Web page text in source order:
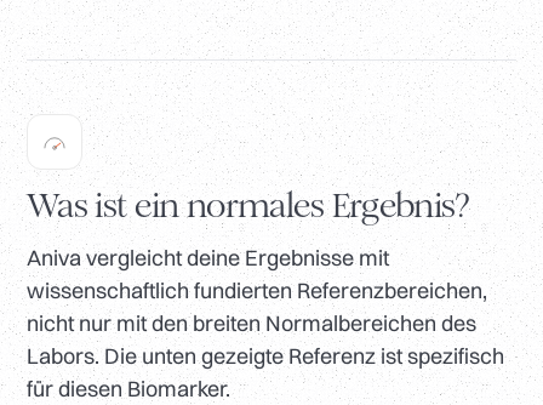
Was ist ein normales Ergebnis?
Aniva vergleicht deine Ergebnisse mit
wissenschaftlich fundierten Referenzbereichen,
nicht nur mit den breiten Normalbereichen des
Labors. Die unten gezeigte Referenz ist spezifisch
für diesen Biomarker.